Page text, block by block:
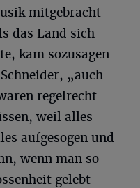
mitgebracht
das Land sich
kam sozusagen
„auch
regelrecht
weil alles
aufgesogen und
wenn man so
gelebt